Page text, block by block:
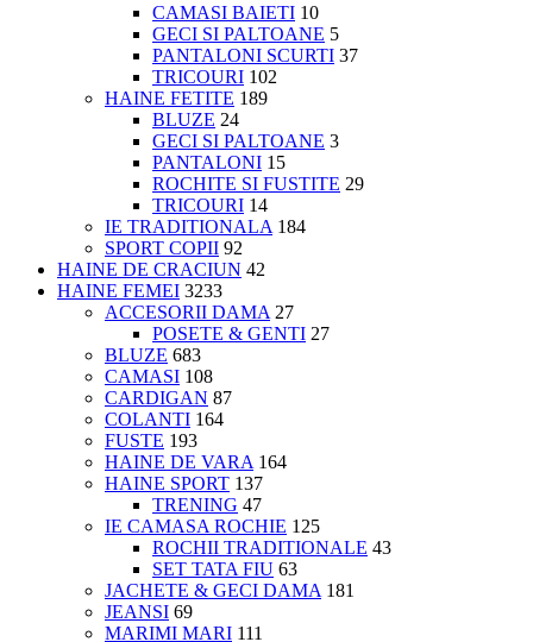
CAMASI BAIETI 10
GECI SI PALTOANE 5
PANTALONI SCURTI 37
TRICOURI 102
HAINE FETITE 189
BLUZE 24
GECI SI PALTOANE 3
PANTALONI 15
ROCHITE SI FUSTITE 29
TRICOURI 14
IE TRADITIONALA 184
SPORT COPII 92
HAINE DE CRACIUN 42
HAINE FEMEI 3233
ACCESORII DAMA 27
POSETE & GENTI 27
BLUZE 683
CAMASI 108
CARDIGAN 87
COLANTI 164
FUSTE 193
HAINE DE VARA 164
HAINE SPORT 137
TRENING 47
IE CAMASA ROCHIE 125
ROCHII TRADITIONALE 43
SET TATA FIU 63
JACHETE & GECI DAMA 181
JEANSI 69
MARIMI MARI 111